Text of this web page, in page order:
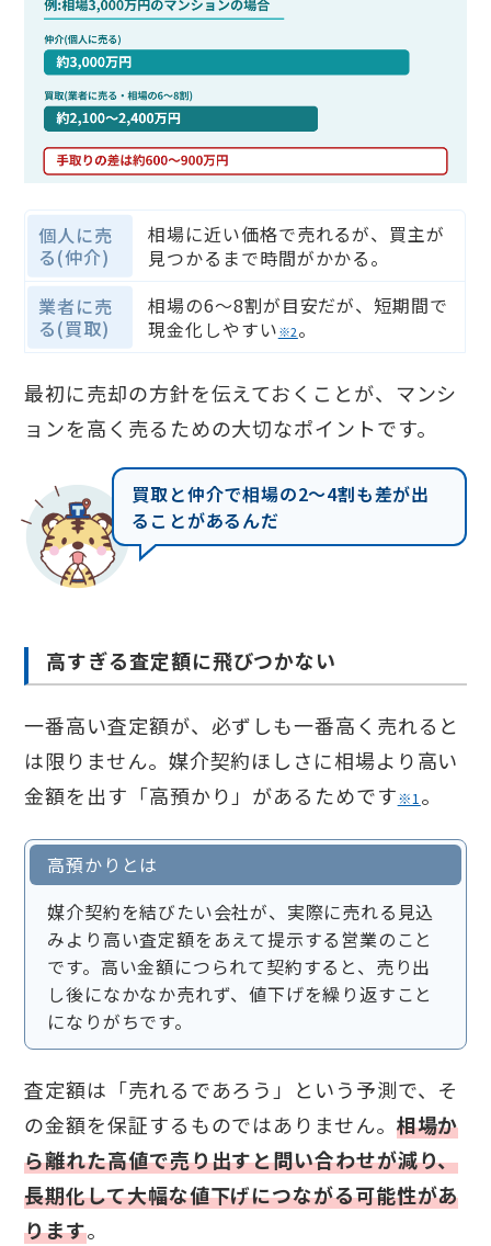
個人に売
る(仲介)
相場に近い価格で売れるが、買主が
見つかるまで時間がかかる。
業者に売
る(買取)
相場の6〜8割が目安だが、短期間で
現金化しやすい※2。
最初に売却の方針を伝えておくことが、マンシ
ョンを高く売るための大切なポイントです。
買取と仲介で相場の2〜4割も差が出
ることがあるんだ
高すぎる査定額に飛びつかない
一番高い査定額が、必ずしも一番高く売れると
は限りません。媒介契約ほしさに相場より高い
金額を出す「高預かり」があるためです※1。
高預かりとは
媒介契約を結びたい会社が、実際に売れる見込
みより高い査定額をあえて提示する営業のこと
です。高い金額につられて契約すると、売り出
し後になかなか売れず、値下げを繰り返すこと
になりがちです。
査定額は「売れるであろう」という予測で、そ
の金額を保証するものではありません。 相場か
ら離れた高値で売り出すと問い合わせが減り、
長期化して大幅な値下げにつながる可能性があ
ります。